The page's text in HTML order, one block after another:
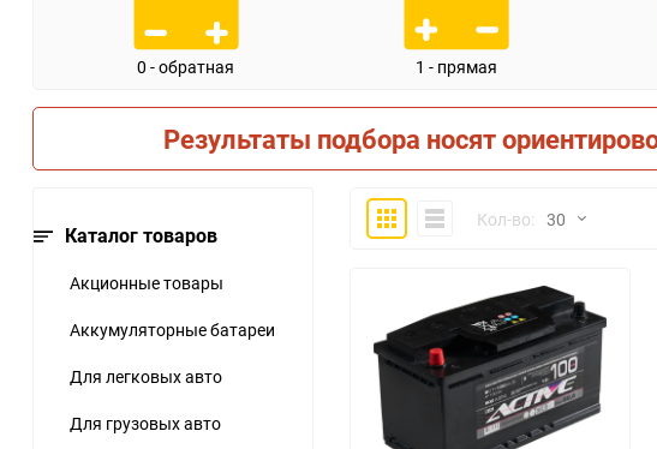
0 - обратная 1 - прямая
Результаты подбора носят
Каталог товаров
Акционные товары
Аккумуляторные батареи
Для легковых авто
Для грузовых авто
ПлиткаКомпактноКол-во: 30
30
60
90
150